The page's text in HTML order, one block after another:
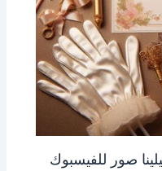
صور للفيسبوك